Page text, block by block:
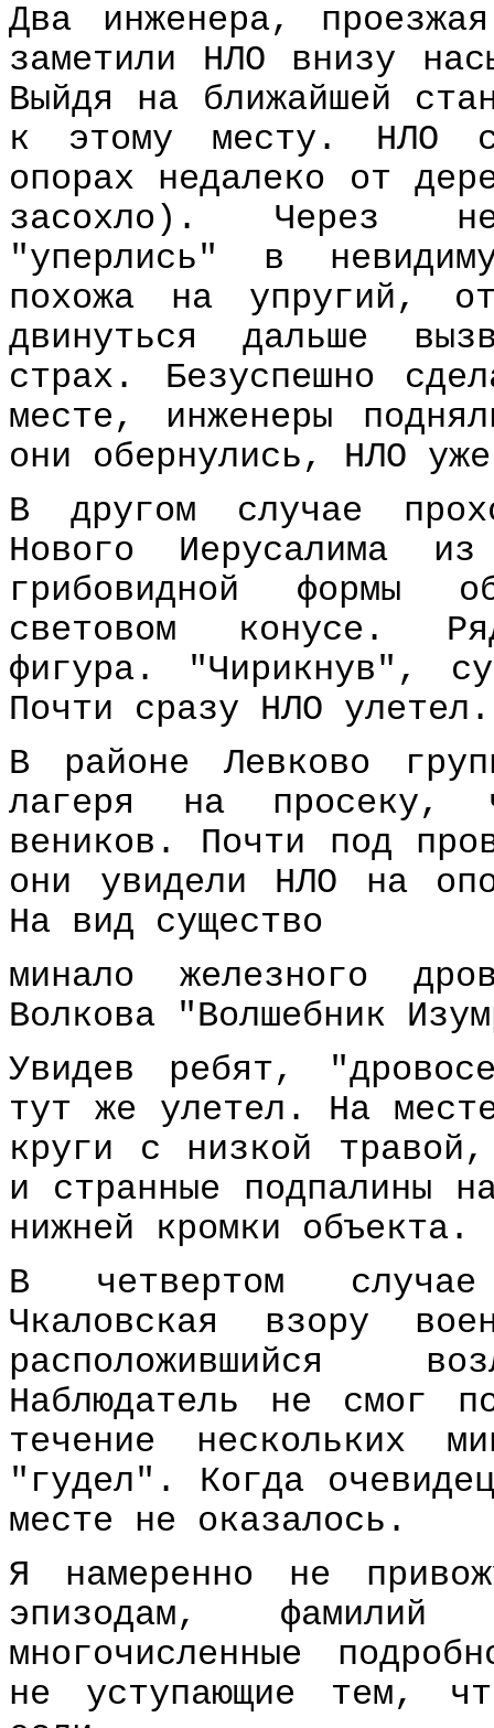
Два инженера,
заметили НЛО внизу
Выйдя на ближайшей
к этому месту. НЛО
опорах недалеко от
засохло). Через
"уперлись" в
похожа на упругий,
двинуться дальше
страх. Безуспешно
месте, инженеры
они обернулись, НЛО
В другом случае
Нового Иерусалима
грибовидной формы
световом конусе.
фигура. "Чирикнув",
Почти сразу НЛО улетел.
В районе Левково
лагеря на просеку,
веников. Почти под
они увидели НЛО на
На вид существо
минало железного
Волкова "Волшебник
Увидев ребят,
тут же улетел. На
круги с низкой
и странные подпалины
нижней кромки объекта.
В четвертом
Чкаловская взору
расположившийся
Наблюдатель не смог
течение нескольких
"гудел". Когда
месте не оказалось.
Я намеренно не
эпизодам,
многочисленные
не уступающие тем,